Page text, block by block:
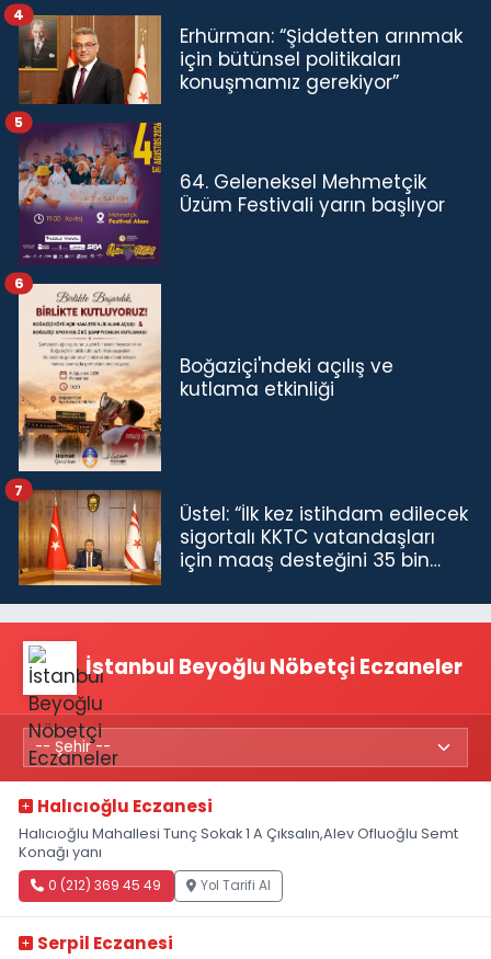
Erhürman: “Şiddetten arınmak
için bütünsel politikaları
konuşmamız gerekiyor”
4
64. Geleneksel Mehmetçik
Üzüm Festivali yarın başlıyor
5
Boğaziçi'ndeki açılış ve
kutlama etkinliği
6
Üstel: “İlk kez istihdam edilecek
sigortalı KKTC vatandaşları
için maaş desteğini 35 bin
7
İstanbul Beyoğlu Nöbetçi Eczaneler
Halıcıoğlu Eczanesi
Halıcıoğlu Mahallesi Tunç Sokak 1 A Çıksalın,Alev Ofluoğlu Semt
Konağı yanı
0 (212) 369 45 49 Yol Tarifi Al
Serpil Eczanesi